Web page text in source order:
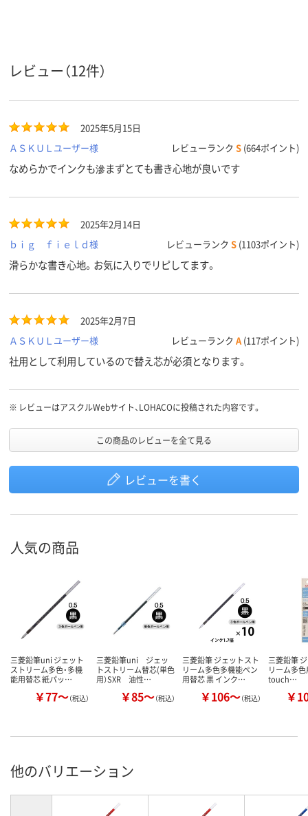
スコア
レビュー（12件）
2025年5月15日
ＡＳＫＵＬユーザー様
レビューランク S (664ポイント)
なめらかでインクも滲まずとても書き心地が良いです
2025年2月14日
ｂｉｇ ｆｉｅｌｄ様
レビューランク S (1103ポイント)
滑らかな書き心地。お気に入りでリピしてます。
2025年2月7日
ＡＳＫＵＬユーザー様
レビューランク A (117ポイント)
社用として利用しているので替え芯が必須となります。
※ レビューはアスクルWebサイト、LOHACOに投稿された内容です。
この商品のレビューを全て見る
レビューを書く
人気の商品
三菱鉛筆uni ジェット
ストリーム多色・多機
能用替芯 紙パッ…
￥77～（税込）
三菱鉛筆uni ジェッ
トストリーム替芯(単色
用）SXR 油性…
￥85～（税込）
三菱鉛筆 ジェットスト
リーム多色多機能ペン
用替芯 黒 インク…
￥106～（税込）
三菱鉛筆
リーム多色
touch…
￥
他のバリエーション